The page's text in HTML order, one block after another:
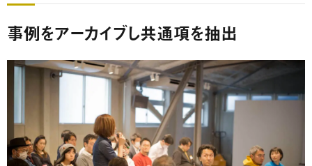
事例をアーカイブし共通項を抽出